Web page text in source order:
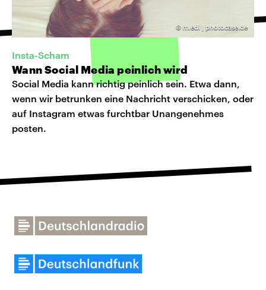
© m.edi | photocase.de
Insta-Scham
Wann Social Media peinlich wird
Social Media kann richtig peinlich sein. Etwa dann,
wenn wir betrunken eine Nachricht verschicken, oder
auf Instagram etwas furchtbar Unangenehmes
posten.